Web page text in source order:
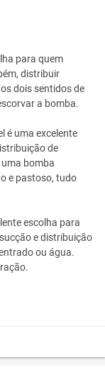
para quem
distribuir
dois sentidos de
a bomba.
é uma excelente
de
bomba
e pastoso, tudo
escolha para
e distribuição
ou água.
4"; trabalha nos
vazão de 35
trabalho entre